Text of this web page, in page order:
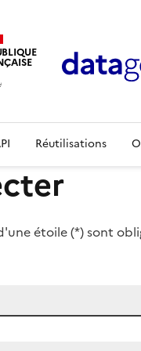
Réutilisations
étoile (*) sont